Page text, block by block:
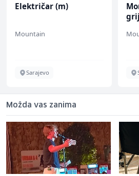
Električar (m)
Mountain
Sarajevo
Možda vas zanima